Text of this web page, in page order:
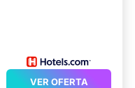
VER OFERTA